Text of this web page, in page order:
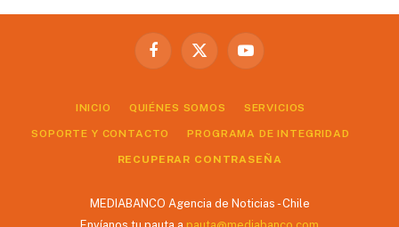
Facebook
X
YouTube
INICIO QUIÉNES SOMOS SERVICIOS
SOPORTE Y CONTACTO PROGRAMA DE INTEGRIDAD
RECUPERAR CONTRASEÑA
MEDIABANCO Agencia de Noticias - Chile